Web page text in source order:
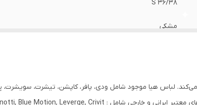
S 36/38
مشکی
می‌کند. لباس هیا موجود شامل ودی، پافر، کاپشن، تیشرت،